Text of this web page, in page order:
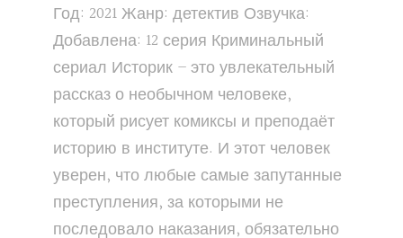
Год: 2021 Жанр: детектив Озвучка:
Добавлена: 12 серия Криминальный
сериал Историк – это увлекательный
рассказ о необычном человеке,
который рисует комиксы и преподаёт
историю в институте. И этот человек
уверен, что любые самые запутанные
преступления, за которыми не
последовало наказания, обязательно